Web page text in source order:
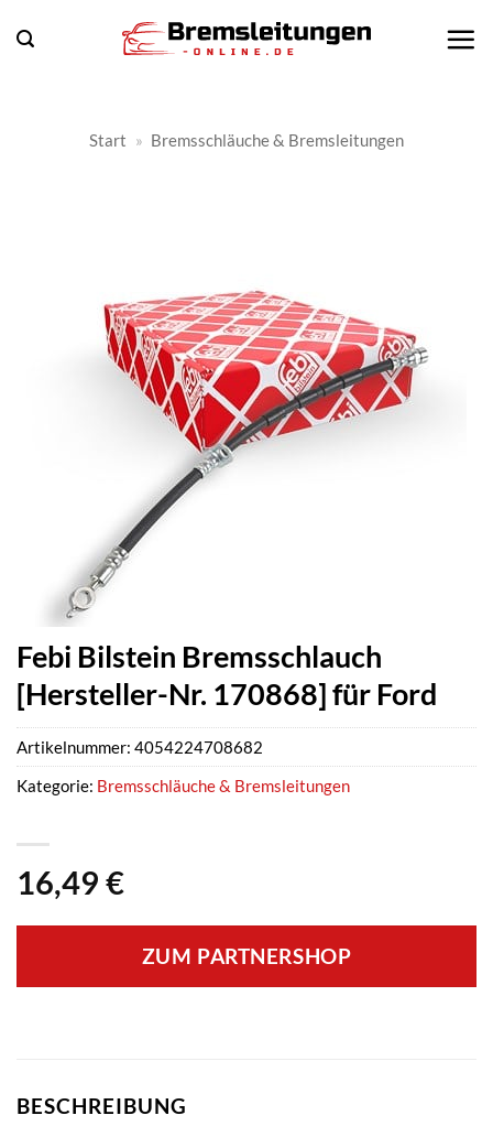
Inhalt
Start » Bremsschläuche & Bremsleitungen
Febi Bilstein Bremsschlauch
[Hersteller-Nr. 170868] für Ford
16,49 €
ZUM PARTNERSHOP
Artikelnummer: 4054224708682
Kategorie: Bremsschläuche & Bremsleitungen
BESCHREIBUNG